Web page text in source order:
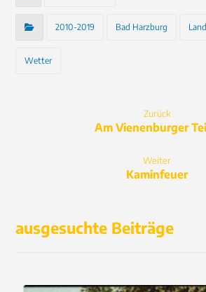
2010-2019 Bad Harzburg
Wetter
Zurück
Am Vienenburger
Weiter
Kaminfeuer
ausgesuchte Beiträge